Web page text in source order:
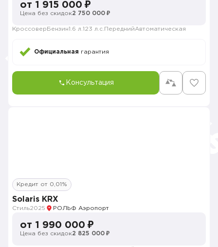
от 1 915 000 ₽
Цена без скидок2 750 000 ₽
Кроссовер Бензин1.6 л. 123 л.с. ПереднийАвтоматическая
Официальная гарантия
Консультация
Кредит от 0,01%
Solaris KRX
Стиль2025 РОЛЬФ Аэропорт
от 1 990 000 ₽
Цена без скидок2 825 000 ₽